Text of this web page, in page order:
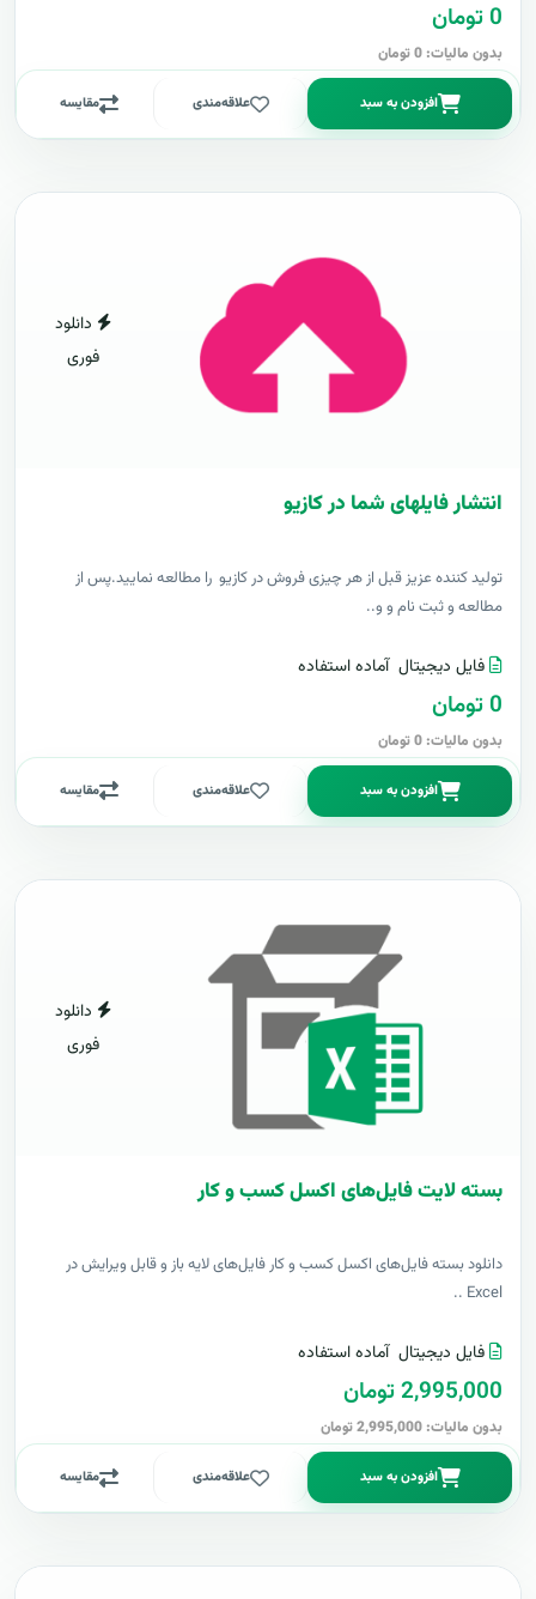
0 تومان
بدون مالیات: 0 تومان
افزودن به سبد علاقه‌مندی مقایسه
دانلود
فوری
انتشار فایلهای شما در کازیو
توليد کننده عزيز قبل از هر چیزی فروش در کازیو را مطالعه نمایید.پس از
مطالعه و ثبت نام و و..
فایل دیجیتال آماده استفاده
0 تومان
بدون مالیات: 0 تومان
افزودن به سبد علاقه‌مندی مقایسه
دانلود
فوری
بسته لایت فایل‌های اکسل کسب و کار
دانلود بسته فایل‌های اکسل کسب و کار فایل‌های لایه باز و قابل ویرایش در
Excel ..
فایل دیجیتال آماده استفاده
2,995,000 تومان
بدون مالیات: 2,995,000 تومان
افزودن به سبد علاقه‌مندی مقایسه